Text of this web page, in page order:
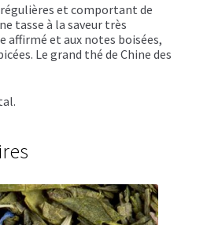
et comportant de
tasse à la saveur très
affirmé et aux notes boisées,
Le grand thé de Chine des